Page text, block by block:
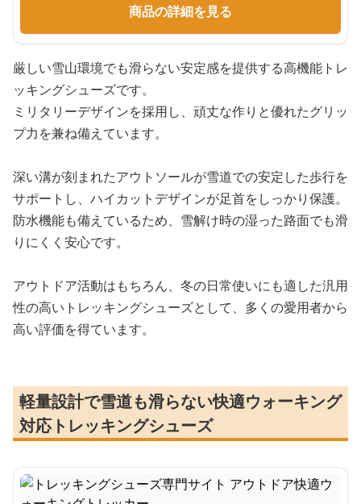
商品の詳細を見る
厳しい雪山環境でも滑らない安定感を提供する高機能トレ
ッキングシューズです。
ミリタリーデザインを採用し、頑丈な作りと優れたグリッ
プ力を兼ね備えています。
深い溝が刻まれたアウトソールが雪道での安定した歩行を
サポートし、ハイカットデザインが足首をしっかり保護。
防水機能も備えているため、雪解け時の湿った路面でも滑
りにくく安心です。
アウトドア活動はもちろん、冬の日常使いにも適した汎用
性の高いトレッキングシューズとして、多くの愛用者から
高い評価を得ています。
軽量設計で雪道も滑らない快適ウォーキング
対応トレッキングシューズ